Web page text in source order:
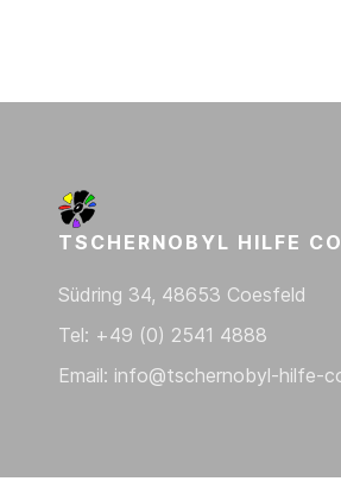
TSCHERNOBYL HILFE
Südring 34, 48653 Coesfeld
Tel: +49 (0) 2541 4888
Email: info@tschernobyl-hilfe-